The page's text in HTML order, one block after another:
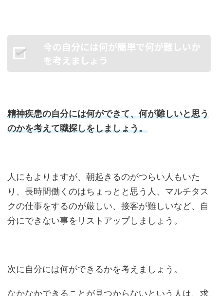
今の自分には何が簡単で何が難しいか
を考えましょう
精神疾患の自分には何ができて、何が難しいと思う
のかを考えて職探しをしましょう。
人にもよりますが、朝起きるのがつらい人もいた
り、長時間働くのはちょっとと思う人、マルチタス
クの仕事をするのが厳しい、接客が難しいなど、自
分にできない事をリストアップしましょう。
次に自分には何ができるかを考えましょう。
なかなかできることが見つからないという人は、求